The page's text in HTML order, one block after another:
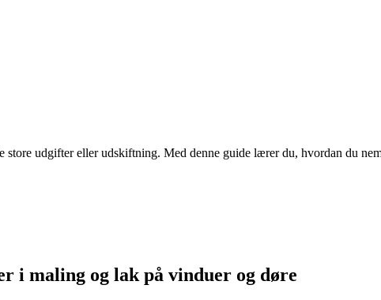
udgifter eller udskiftning. Med denne guide lærer du, hvordan du
i maling og lak på vinduer og døre